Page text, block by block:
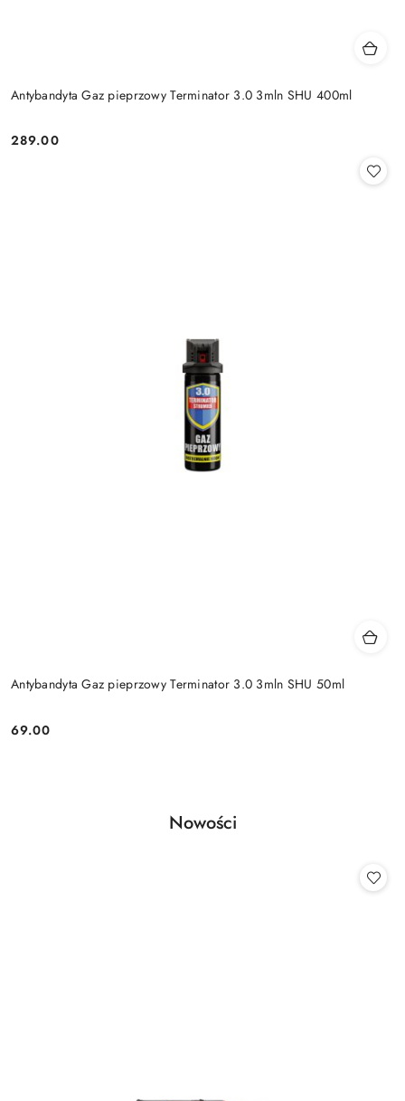
Antybandyta Gaz pieprzowy Terminator 3.0 3mln SHU 400ml
Cena:
289.00
Antybandyta Gaz pieprzowy Terminator 3.0 3mln SHU 50ml
Cena:
69.00
Pomiń karuzelę produktów
Produkty
Nowości